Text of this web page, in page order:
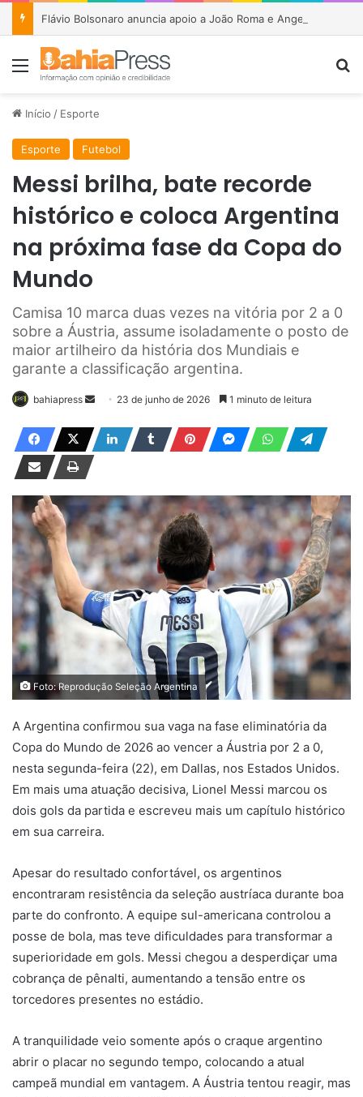
Menu
Início / Esporte
Esporte Futebol
Messi brilha, bate recorde
histórico e coloca Argentina
na próxima fase da Copa do
Mundo
Camisa 10 marca duas vezes na vitória por 2 a 0
sobre a Áustria, assume isoladamente o posto de
maior artilheiro da história dos Mundiais e
garante a classificação argentina.
bahiapress
n
u
m
e
-
a
i
23 de junho de 2026 1 minuto de leitura
Foto: Reprodução Seleção Argentina
A Argentina confirmou sua vaga na fase eliminatória da
Copa do Mundo de 2026 ao vencer a Áustria por 2 a 0,
nesta segunda-feira (22), em Dallas, nos Estados Unidos.
Em mais uma atuação decisiva, Lionel Messi marcou os
dois gols da partida e escreveu mais um capítulo histórico
em sua carreira.
Apesar do resultado confortável, os argentinos
encontraram resistência da seleção austríaca durante boa
parte do confronto. A equipe sul-americana controlou a
posse de bola, mas teve dificuldades para transformar a
superioridade em gols. Messi chegou a desperdiçar uma
cobrança de pênalti, aumentando a tensão entre os
torcedores presentes no estádio.
A tranquilidade veio somente após o craque argentino
abrir o placar no segundo tempo, colocando a atual
campeã mundial em vantagem. A Áustria tentou reagir, mas